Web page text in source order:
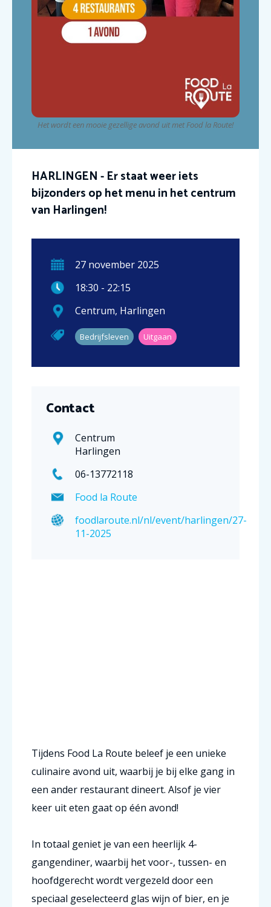
Het wordt een mooie gezellige avond uit met Food la Route!
HARLINGEN - Er staat weer iets
bijzonders op het menu in het centrum
van Harlingen!
27 november 2025
18:30 - 22:15
Centrum, Harlingen
Bedrijfsleven Uitgaan
Contact
Centrum
Harlingen
06-13772118
Food la Route
foodlaroute.nl/nl/event/harlingen/27-
11-2025
Tijdens Food La Route beleef je een unieke
culinaire avond uit, waarbij je bij elke gang in
een ander restaurant dineert. Alsof je vier
keer uit eten gaat op één avond!
In totaal geniet je van een heerlijk 4-
gangendiner, waarbij het voor-, tussen- en
hoofdgerecht wordt vergezeld door een
speciaal geselecteerd glas wijn of bier, en je